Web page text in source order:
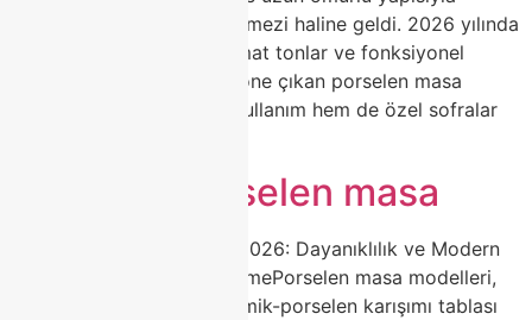
yemek odalarının vazgeçilmezi haline geldi. 2026 yılında
doğal mermer desenleri, mat tonlar ve fonksiyonel
açılabilir mekanizmalarla öne çıkan porselen masa
seçenekleri, hem günlük kullanım hem de özel sofralar
Açılabilir porselen masa
Porselen Masa Modelleri 2026: Dayanıklılık ve Modern
Estetiğin Zirvesi | ClasshomePorselen masa modelleri,
yüksek ısıda pişirilen seramik-porselen karışımı tablası